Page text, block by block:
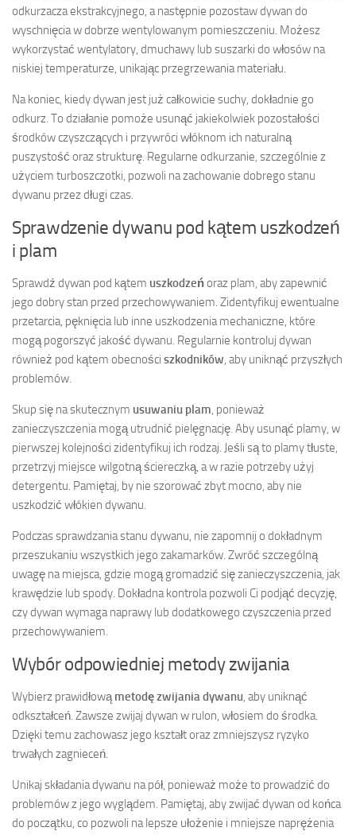
odkurzacza ekstrakcyjnego, a następnie pozostaw dywan do
wyschnięcia w dobrze wentylowanym pomieszczeniu. Możesz
wykorzystać wentylatory, dmuchawy lub suszarki do włosów na
niskiej temperaturze, unikając przegrzewania materiału.
Na koniec, kiedy dywan jest już całkowicie suchy, dokładnie go
odkurz. To działanie pomoże usunąć jakiekolwiek pozostałości
środków czyszczących i przywróci włóknom ich naturalną
puszystość oraz strukturę. Regularne odkurzanie, szczególnie z
użyciem turboszczotki, pozwoli na zachowanie dobrego stanu
dywanu przez długi czas.
Sprawdzenie dywanu pod kątem uszkodzeń
i plam
Sprawdź dywan pod kątem uszkodzeńoraz plam, aby zapewnić
jego dobry stan przed przechowywaniem. Zidentyfikuj ewentualne
przetarcia, pęknięcia lub inne uszkodzenia mechaniczne, które
mogą pogorszyć jakość dywanu. Regularnie kontroluj dywan
również pod kątem obecności szkodników , aby uniknąć przyszłych
problemów.
Skup się na skutecznym usuwaniu plam , ponieważ
zanieczyszczenia mogą utrudnić pielęgnację. Aby usunąć plamy, w
pierwszej kolejności zidentyfikuj ich rodzaj. Jeśli są to plamy tłuste,
przetrzyj miejsce wilgotną ściereczką, a w razie potrzeby użyj
detergentu. Pamiętaj, by nie szorować zbyt mocno, aby nie
uszkodzić włókien dywanu.
Podczas sprawdzania stanu dywanu, nie zapomnij o dokładnym
przeszukaniu wszystkich jego zakamarków. Zwróć szczególną
uwagę na miejsca, gdzie mogą gromadzić się zanieczyszczenia, jak
krawędzie lub spody. Dokładna kontrola pozwoli Ci podjąć decyzję,
czy dywan wymaga naprawy lub dodatkowego czyszczenia przed
przechowywaniem.
Wybór odpowiedniej metody zwijania
Wybierz prawidłową metodę zwijania dywanu , aby uniknąć
odkształceń. Zawsze zwijaj dywan w rulon, włosiem do środka.
Dzięki temu zachowasz jego kształt oraz zmniejszysz ryzyko
trwałych zagnieceń.
Unikaj składania dywanu na pół, ponieważ może to prowadzić do
problemów z jego wyglądem. Pamiętaj, aby zwijać dywan od końca
do początku, co pozwoli na lepsze ułożenie i mniejsze naprężenia